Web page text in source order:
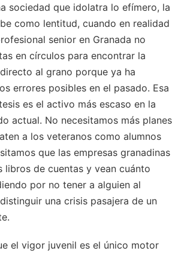
sociedad que idolatra lo efímero, la
como lentitud, cuando en realidad
senior en Granada no
en círculos para encontrar la
al grano porque ya ha
errores posibles en el pasado. Esa
es el activo más escaso en la
actual. No necesitamos más planes
a los veteranos como alumnos
que las empresas granadinas
libros de cuentas y vean cuánto
por no tener a alguien al
una crisis pasajera de un
el vigor juvenil es el único motor